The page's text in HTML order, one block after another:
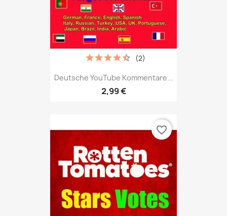
Deutsche YouTube Kommentare...
2,99 €
(2)
favorite_border